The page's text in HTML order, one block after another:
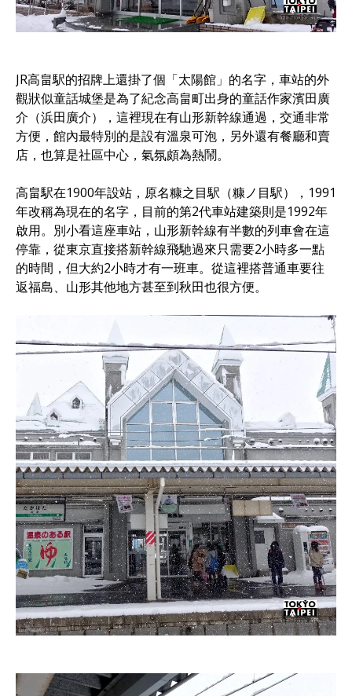
JR高畠駅的招牌上還掛了個「太陽館」的名字，車站的外
觀狀似童話城堡是為了紀念高畠町出身的童話作家濱田廣
介（浜田廣介），這裡現在有山形新幹線通過，交通非常
方便，館內最特別的是設有溫泉可泡，另外還有餐廳和賣
店，也算是社區中心，氣氛頗為熱鬧。
高畠駅在1900年設站，原名糠之目駅（糠ノ目駅），1991
年改稱為現在的名字，目前的第2代車站建築則是1992年
啟用。別小看這座車站，山形新幹線有半數的列車會在這
停靠，從東京直接搭新幹線飛馳過來只需要2小時多一點
的時間，但大約2小時才有一班車。從這裡搭普通車要往
返福島、山形其他地方甚至到秋田也很方便。